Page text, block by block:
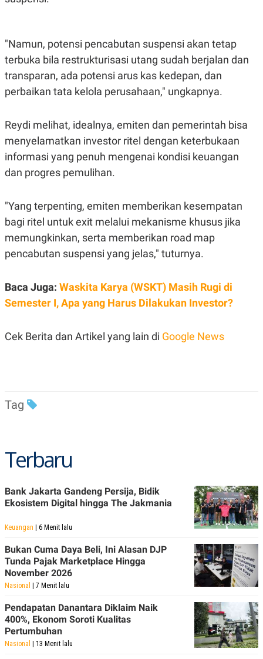
"Namun, potensi pencabutan suspensi akan tetap
terbuka bila restrukturisasi utang sudah berjalan dan
transparan, ada potensi arus kas kedepan, dan
perbaikan tata kelola perusahaan," ungkapnya.
Reydi melihat, idealnya, emiten dan pemerintah bisa
menyelamatkan investor ritel dengan keterbukaan
informasi yang penuh mengenai kondisi keuangan
dan progres pemulihan.
"Yang terpenting, emiten memberikan kesempatan
bagi ritel untuk exit melalui mekanisme khusus jika
memungkinkan, serta memberikan road map
pencabutan suspensi yang jelas," tuturnya.
Baca Juga: Waskita Karya (WSKT) Masih Rugi di
Semester I, Apa yang Harus Dilakukan Investor?
Cek Berita dan Artikel yang lain di Google News
Tag
Terbaru
Bank Jakarta Gandeng Persija, Bidik
Ekosistem Digital hingga The Jakmania
Keuangan | 6 Menit lalu
Bukan Cuma Daya Beli, Ini Alasan DJP
Tunda Pajak Marketplace Hingga
November 2026
Nasional | 7 Menit lalu
Pendapatan Danantara Diklaim Naik
400%, Ekonom Soroti Kualitas
Pertumbuhan
Nasional | 13 Menit lalu